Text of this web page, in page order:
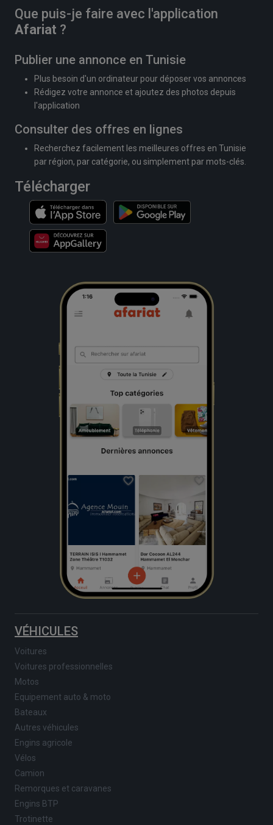
Que puis-je faire avec l'application
Afariat ?
Publier une annonce en Tunisie
Plus besoin d'un ordinateur pour déposer vos annonces
Rédigez votre annonce et ajoutez des photos depuis
l'application
Consulter des offres en lignes
Recherchez facilement les meilleures offres en Tunisie
par région, par catégorie, ou simplement par mots-clés.
Télécharger
VÉHICULES
Voitures
Voitures professionnelles
Motos
Equipement auto & moto
Bateaux
Autres véhicules
Engins agricole
Vélos
Camion
Remorques et caravanes
Engins BTP
Trotinette